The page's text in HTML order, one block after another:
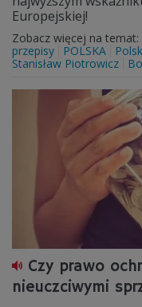
Europejskiej!
Zobacz więcej na temat:
przepisy
POLSKA
Stanisław Piotrowicz
Czy prawo
nieuczciwymi